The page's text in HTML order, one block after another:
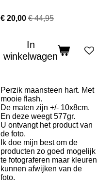
€ 20,00 € 44,95
In
winkelwagen
Perzik maansteen hart. Met
mooie flash.
De maten zijn +/- 10x8cm.
En deze weegt 577gr.
U ontvangt het product van
de foto.
Ik doe mijn best om de
producten zo goed mogelijk
te fotograferen maar kleuren
kunnen afwijken van de
foto.